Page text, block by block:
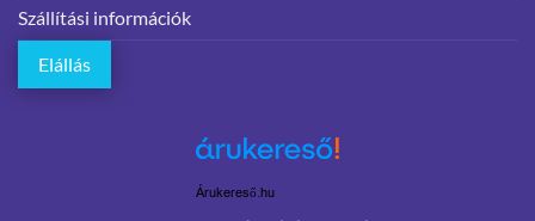
Szállítási információk
Elállás
Árukereső.hu